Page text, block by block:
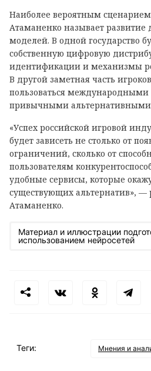
Наиболее вероятным
Атаманенко называет развитие
моделей. В одной государство
собственную цифровую
идентификации и механизмы
В другой заметная часть
пользоваться
привычными альтернативными
«Успех российской игровой
будет зависеть не столько от
ограничений, сколько от
пользователям
удобные сервисы, которые
существующих альтернатив», —
Атаманенко.
Материал и иллюстрации
использованием нейросетей
Теги: Мнения и